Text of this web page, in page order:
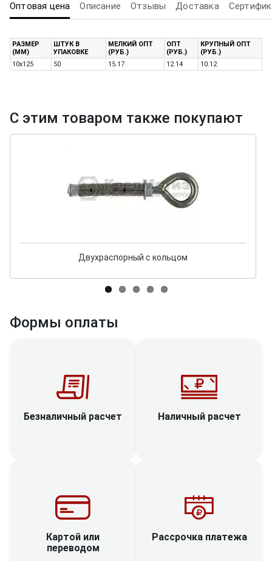
Оптовая цена Описание Отзывы Доставка
РАЗМЕР
(ММ)
ШТУК В
УПАКОВКЕ
МЕЛКИЙ ОПТ
(РУБ.)
ОПТ
(РУБ.)
КРУПНЫЙ ОПТ
(РУБ.)
10х125
50 15.17 12.14 10.12
С этим товаром также покупают
Двухраспорный с кольцом
Формы оплаты
Безналичный расчет Наличный расчет
Картой или
переводом
Рассрочка платежа